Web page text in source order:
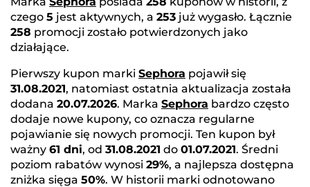
czego 5 jest aktywnych, a 253 już wygasło. Łącznie
258 promocji zostało potwierdzonych jako
działające.
Pierwszy kupon marki Sephora pojawił się
31.08.2021, natomiast ostatnia aktualizacja została
dodana 20.07.2026. Marka Sephora bardzo często
dodaje nowe kupony, co oznacza regularne
pojawianie się nowych promocji. Ten kupon był
ważny 61 dni, od 31.08.2021 do 01.07.2021. Średni
poziom rabatów wynosi 29%, a najlepsza dostępna
zniżka sięga 50%. W historii marki odnotowano